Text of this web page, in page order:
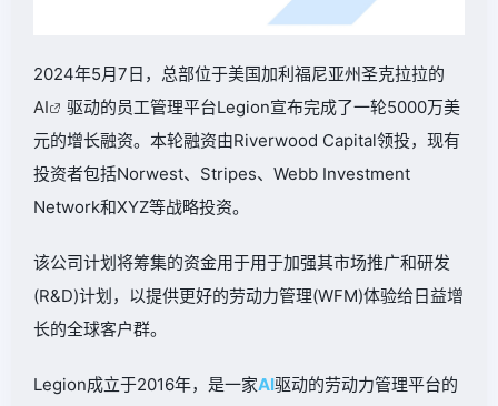
2024年5月7日，总部位于美国加利福尼亚州圣克拉拉的
AI
驱动的员工管理平台Legion宣布完成了一轮5000万美
元的增长融资。本轮融资由Riverwood Capital领投，现有
投资者包括Norwest、Stripes、Webb Investment
Network和XYZ等战略投资。
该公司计划将筹集的资金用于用于加强其市场推广和研发
(R&D)计划，以提供更好的劳动力管理(WFM)体验给日益增
长的全球客户群。
Legion成立于2016年，是一家AI驱动的劳动力管理平台的